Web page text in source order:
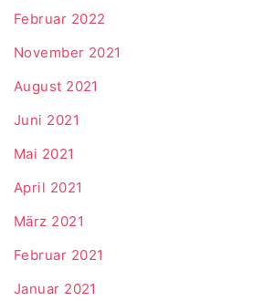
Februar 2022
November 2021
August 2021
Juni 2021
Mai 2021
April 2021
März 2021
Februar 2021
Januar 2021